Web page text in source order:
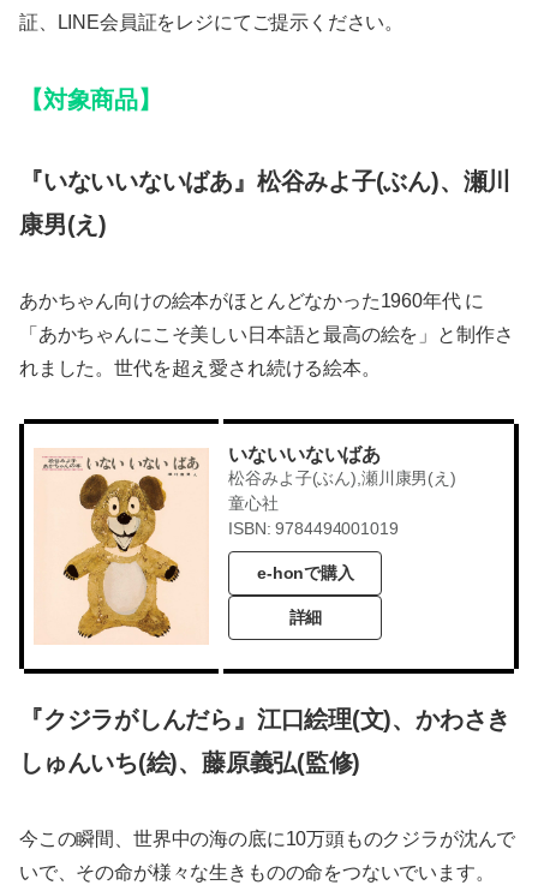
証、LINE会員証をレジにてご提示ください。
【対象商品】
『いないいないばあ』松谷みよ子(ぶん)、瀬川
康男(え)
あかちゃん向けの絵本がほとんどなかった1960年代 に
「あかちゃんにこそ美しい日本語と最高の絵を」と制作さ
れました。世代を超え愛され続ける絵本。
いないいないばあ
松谷みよ子(ぶん),瀬川康男(え)
童心社
ISBN: 9784494001019
e-honで購入
詳細
『クジラがしんだら』江口絵理(文)、かわさき
しゅんいち(絵)、藤原義弘(監修)
今この瞬間、世界中の海の底に10万頭ものクジラが沈んで
いで、その命が様々な生きものの命をつないでいます。